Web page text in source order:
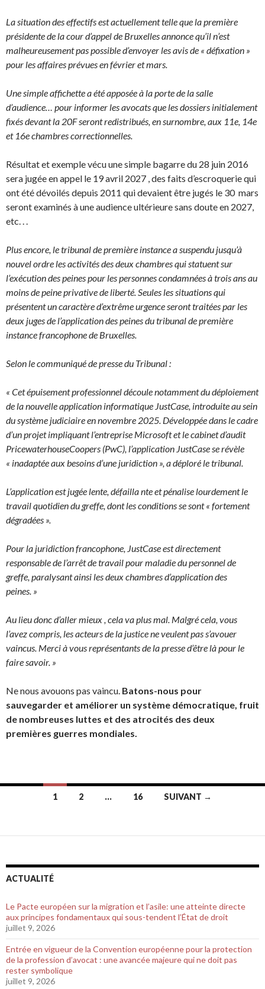
La situation des effectifs est actuellement telle que la première
présidente de la cour d’appel de Bruxelles annonce qu’il n’est
malheureusement pas possible d’envoyer les avis de « défixation »
pour les affaires prévues en février et mars.
Une simple affichette a été apposée à la porte de la salle
d’audience… pour informer les avocats que les dossiers initialement
fixés devant la 20F seront redistribués, en surnombre, aux 11e, 14e
et 16e chambres correctionnelles.
Résultat et exemple vécu une simple bagarre du 28 juin 2016
sera jugée en appel le 19 avril 2027 , des faits d’escroquerie qui
ont été dévoilés depuis 2011 qui devaient être jugés le 30 mars
seront examinés à une audience ultérieure sans doute en 2027,
etc. . .
Plus encore, le tribunal de première instance a suspendu jusqu’à
nouvel ordre les activités des deux chambres qui statuent sur
l’exécution des peines pour les personnes condamnées à trois ans au
moins de peine privative de liberté. Seules les situations qui
présentent un caractère d’extrême urgence seront traitées par les
deux juges de l’application des peines du tribunal de première
instance francophone de Bruxelles.
Selon le communiqué de presse du Tribunal :
« Cet épuisement professionnel découle notamment du déploiement
de la nouvelle application informatique JustCase, introduite au sein
du système judiciaire en novembre 2025. Développée dans le cadre
d’un projet impliquant l’entreprise Microsoft et le cabinet d’audit
PricewaterhouseCoopers (PwC), l’application JustCase se révèle
« inadaptée aux besoins d’une juridiction », a déploré le tribunal.
L’application est jugée lente, défailla nte et pénalise lourdement le
travail quotidien du greffe, dont les conditions se sont « fortement
dégradées ».
Pour la juridiction francophone, JustCase est directement
responsable de l’arrêt de travail pour maladie du personnel de
greffe, paralysant ainsi les deux chambres d’application des
peines. »
Au lieu donc d’aller mieux , cela va plus mal. Malgré cela, vous
l’avez compris, les acteurs de la justice ne veulent pas s’avouer
vaincus. Merci à vous représentants de la presse d’être là pour le
faire savoir. »
Ne nous avouons pas vaincu. Batons-nous pour
sauvegarder et améliorer un système démocratique, fruit
de nombreuses luttes et des atrocités des deux
premières guerres mondiales.
1 2 … 16 SUIVANT →
ACTUALITÉ
Le Pacte européen sur la migration et l’asile: une atteinte directe
aux principes fondamentaux qui sous-tendent l’État de droit
juillet 9, 2026
Entrée en vigueur de la Convention européenne pour la protection
de la profession d’avocat : une avancée majeure qui ne doit pas
rester symbolique
juillet 9, 2026